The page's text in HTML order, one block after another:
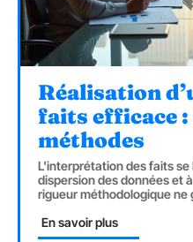
Réalisation
faits efficace :
méthodes
L'interprétation des faits se
dispersion des données et
rigueur méthodologique
En savoir plus